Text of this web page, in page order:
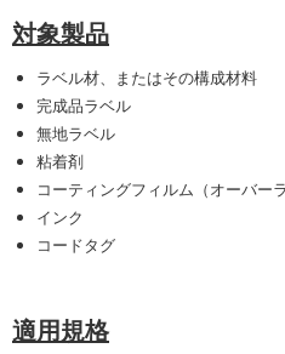
対象製品
ラベル材、またはその構成材料
完成品ラベル
無地ラベル
粘着剤
コーティングフィルム（オーバー
インク
コードタグ
適用規格